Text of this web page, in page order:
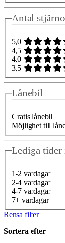
Antal
5,0
4,5
4,0
3,5
Lånebil
Gratis lånebil
Möjlighet till
Lediga tider
1-2 vardagar
2-4 vardagar
4-7 vardagar
7+ vardagar
Rensa filter
Sortera efter